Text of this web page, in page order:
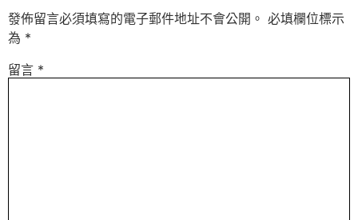
發佈留言必須填寫的電子郵件地址不會公開。 必填欄位標示
為 *
留言 *